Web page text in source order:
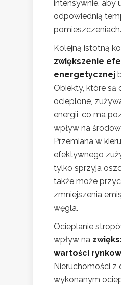
intensywnie, aby
odpowiednią
pomieszczeniach.
Kolejną istotną
zwiększenie
energetycznej
Obiekty, które są
ocieplone,
energii, co ma
wpływ na
Przemiana w
efektywnego
tylko sprzyja
także może
zmniejszenia
węgla.
Ocieplanie
wpływ na
wartości
Nieruchomości z
wykonanym